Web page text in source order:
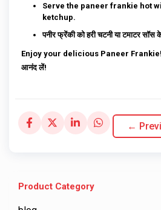
Serve the paneer frankie hot
ketchup.
पनीर फ्रेंकी को हरी चटनी या टमाटर सॉस
Enjoy your delicious Paneer Frankie!
आनंद लें!
←
Product Category